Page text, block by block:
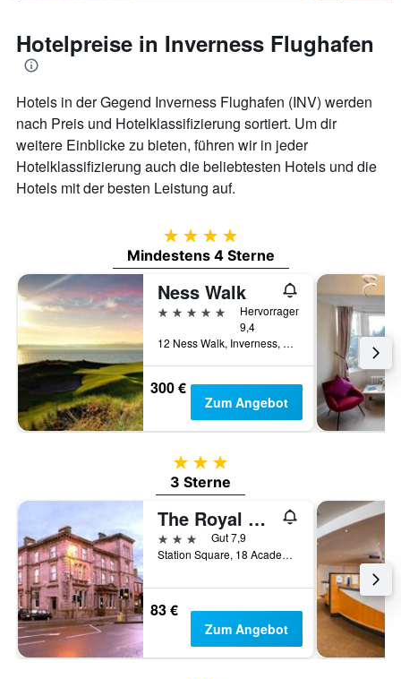
Hotelpreise in Inverness Flughafen
Hotels in der Gegend Inverness Flughafen (INV) werden
nach Preis und Hotelklassifizierung sortiert. Um dir
weitere Einblicke zu bieten, führen wir in jeder
Hotelklassifizierung auch die beliebtesten Hotels und die
Hotels mit der besten Leistung auf.
4 Sterne
Mindestens 4 Sterne
Ness Walk
5 Sterne
Hervorragend
9,4
12 Ness Walk, Inverness, Großbritannien
300 €
Zum Angebot
3 Sterne
3 Sterne
The Royal Highland Hotel
3 Sterne
Gut 7,9
Station Square, 18 Academy Street, Inverness, Großbritannien
83 €
Zum Angebot